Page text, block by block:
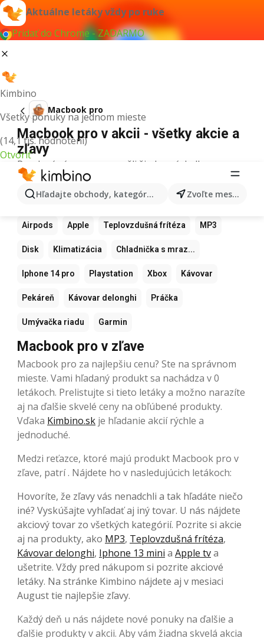
Aktuálne letáky vždy po ruke
Pridať do Chrome - ZADARMO
Kimbino
Všetky ponuky na jednom mieste
(14,1 tis. hodnotení)
Otvoriť
Hľadajte obchody, kategórie, produkty... Zvoľte mesto
Macbook pro
Macbook pro v akcii - všetky akcie a
zľavy
Pre daný výraz sme nenašli žiadne výsledky.
Ďalšie obľúbené produkty
Samsung Xiaomi Apple Watch
Airpods Apple Teplovzdušná frítéza MP3
Disk Klimatizácia Chladnička s mraz...
Iphone 14 pro Playstation Xbox Kávovar
Pekáreň Kávovar delonghi Práčka
Umývačka riadu Garmin
Macbook pro v zľave
Macbook pro za najlepšiu cenu? Ste na správnom
mieste. Vami hľadaný produkt sa nachádza v 0
letákoch. Prelistujte si tieto letáky a možno narazíte
aj na ďalšie skvelé ceny na obľúbené produkty.
Vďaka Kimbino.sk je hľadanie akcií rýchle a
jednoduché.
Medzi reťazce, ktoré majú produkt Macbook pro v
zľave, patrí . Nájdete ho v nasledujúcich letákoch:
Hovoríte, že zľavy vás nenadchli a tak hľadáte niečo
iné? Vyskúšajte vyhľadať aj iný tovar. U nás nájdete
akciový tovar zo všetkých kategórií. Pozrite si akcie
aj na produkty, ako MP3, Teplovzdušná frítéza,
Kávovar delonghi, Iphone 13 mini a Apple tva
ušetrite. Vždy pred nákupom si pozrite akciové
letáky. Na stránke Kimbino nájdete aj v mesiaci
August tie najlepšie zľavy.
Každý deň u nás nájdete nové ponuky na ďalšie a
ďalšie produkty v akcii. Aby vám žiadna skvelá akcia